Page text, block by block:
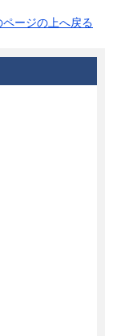
ページの上へ戻る